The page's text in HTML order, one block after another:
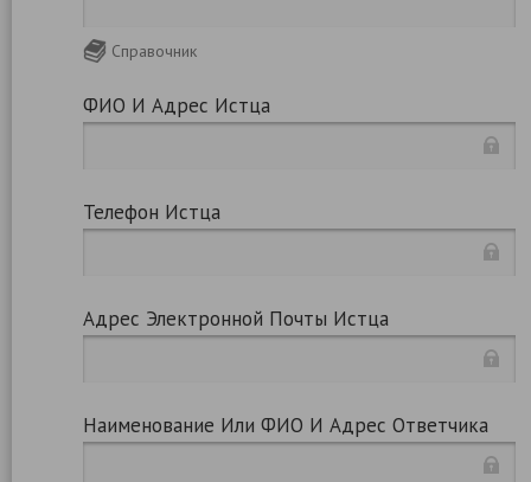
Справочник
ФИО И Адрес Истца
Телефон Истца
Адрес Электронной Почты Истца
Наименование Или ФИО И Адрес Ответчика